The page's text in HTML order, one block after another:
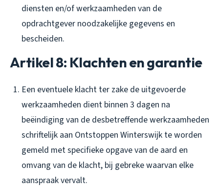
diensten en/of werkzaamheden van de
opdrachtgever noodzakelijke gegevens en
bescheiden.
Artikel 8: Klachten en garantie
Een eventuele klacht ter zake de uitgevoerde
werkzaamheden dient binnen 3 dagen na
beëindiging van de desbetreffende werkzaamheden
schriftelijk aan Ontstoppen Winterswijk te worden
gemeld met specifieke opgave van de aard en
omvang van de klacht, bij gebreke waarvan elke
aanspraak vervalt.